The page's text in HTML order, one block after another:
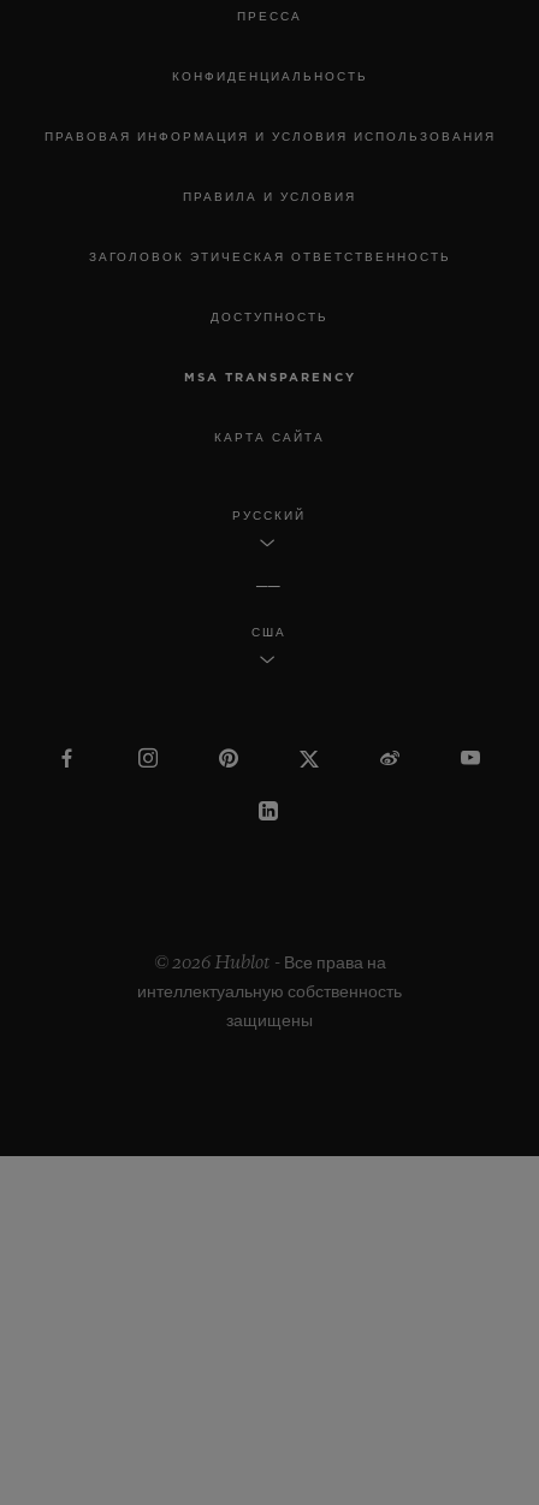
ПРЕССА
КОНФИДЕНЦИАЛЬНОСТЬ
ПРАВОВАЯ ИНФОРМАЦИЯ И УСЛОВИЯ ИСПОЛЬЗОВАНИЯ
ПРАВИЛА И УСЛОВИЯ
ЗАГОЛОВОК ЭТИЧЕСКАЯ ОТВЕТСТВЕННОСТЬ
ДОСТУПНОСТЬ
MSA TRANSPARENCY
КАРТА САЙТА
РУССКИЙ
США
© 2026 Hublot - Все права на
интеллектуальную собственность
защищены